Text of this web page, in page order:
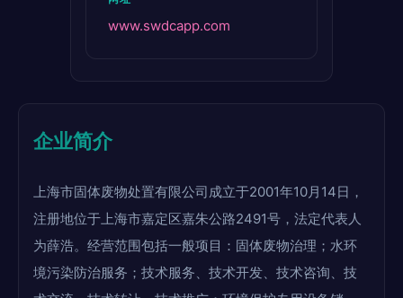
www.swdcapp.com
企业简介
上海市固体废物处置有限公司成立于2001年10月14日，
注册地位于上海市嘉定区嘉朱公路2491号，法定代表人
为薛浩。经营范围包括一般项目：固体废物治理；水环
境污染防治服务；技术服务、技术开发、技术咨询、技